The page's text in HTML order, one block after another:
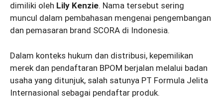
dimiliki oleh Lily Kenzie. Nama tersebut sering
muncul dalam pembahasan mengenai pengembangan
dan pemasaran brand SCORA di Indonesia.
Dalam konteks hukum dan distribusi, kepemilikan
merek dan pendaftaran BPOM berjalan melalui badan
usaha yang ditunjuk, salah satunya PT Formula Jelita
Internasional sebagai pendaftar produk.